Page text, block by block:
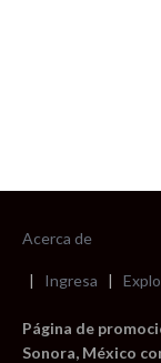
Acerca de
| Ingresa |
Página de
Sonora, México